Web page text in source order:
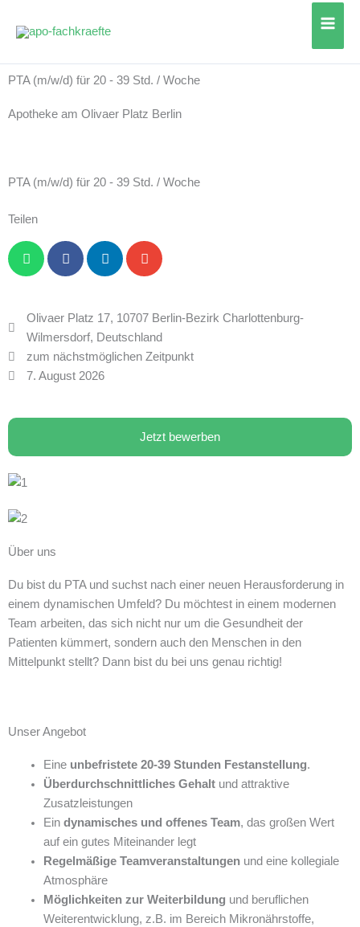
Inhalt
PTA (m/w/d) für 20 - 39 Std. / Woche
Apotheke am Olivaer Platz Berlin
PTA (m/w/d) für 20 - 39 Std. / Woche
Teilen
Olivaer Platz 17, 10707 Berlin-Bezirk Charlottenburg-
Wilmersdorf, Deutschland
zum nächstmöglichen Zeitpunkt
7. August 2026
Jetzt bewerben
Über uns
Du bist du PTA und suchst nach einer neuen Herausforderung in
einem dynamischen Umfeld? Du möchtest in einem modernen
Team arbeiten, das sich nicht nur um die Gesundheit der
Patienten kümmert, sondern auch den Menschen in den
Mittelpunkt stellt? Dann bist du bei uns genau richtig!
Unser Angebot
Eine unbefristete 20-39 Stunden Festanstellung.
Überdurchschnittliches Gehaltund attraktive
Zusatzleistungen
Ein dynamisches und offenes Team, das großen Wert
auf ein gutes Miteinander legt
Regelmäßige Teamveranstaltungenund eine kollegiale
Atmosphäre
Möglichkeiten zur Weiterbildung und beruflichen
Weiterentwicklung, z.B. im Bereich Mikronährstoffe,